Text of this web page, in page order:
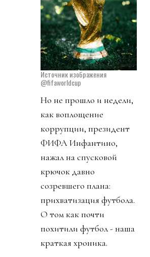
Источник изображения
@fifaworldcup
Но не прошло и недели,
как воплощение
коррупции, президент
ФИФА Инфантино,
нажал на спусковой
крючок давно
созревшего плана:
прихватизация футбола.
О том как почти
похитили футбол - наша
краткая хроника.